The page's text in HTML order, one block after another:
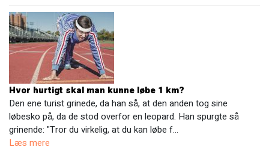
Hvor hurtigt skal man kunne løbe 1 km?
Den ene turist grinede, da han så, at den anden tog sine
løbesko på, da de stod overfor en leopard. Han spurgte så
grinende: "Tror du virkelig, at du kan løbe f…
Læs mere